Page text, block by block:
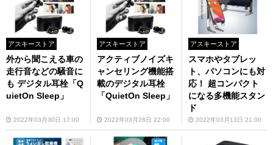
アスキーストア
外から聞こえる車の
走行音などの騒音に
も デジタル耳栓「Q
uietOn Sleep」
2022年03月30日 17:00
アスキーストア
アクティブノイズキ
ャンセリング機能搭
載のデジタル耳栓
「QuietOn Sleep」
2022年03月28日 22:00
アスキーストア
スマホやタブレッ
ト、パソコンにも対
応！ 超コンパクト
になる多機能スタン
ド
2022年03月13日 21:00